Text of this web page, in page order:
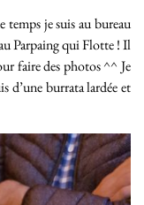
temps je suis au bureau
Parpaing qui Flotte ! Il
faire des photos ^^ Je
d’une burrata lardée et